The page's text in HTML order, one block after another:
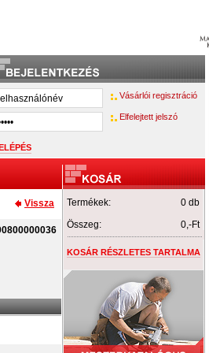
Vásárlói regisztráció
Elfelejtett jelszó
Vissza Termékek:
0 db
Összeg:
0,-Ft
KOSÁR RÉSZLETES TARTALMA